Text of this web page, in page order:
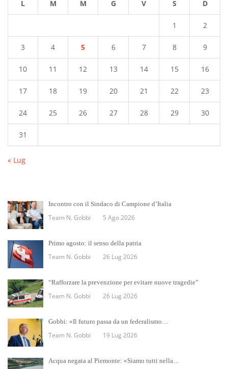
L M M G V S D
1 2
3 4 5 6 7 8 9
10 11 12 13 14 15 16
17 18 19 20 21 22 23
24 25 26 27 28 29 30
31
« Lug
Incontro con il Sindaco di Campione d’Italia
Team N. Gobbi 5 Ago 2026
Primo agosto: il senso della patria
Team N. Gobbi 26 Lug 2026
“Rafforzare la prevenzione per evitare nuove tragedie”
Team N. Gobbi 26 Lug 2026
Gobbi: «Il futuro passa da un federalismo…
Team N. Gobbi 19 Lug 2026
Acqua negata al Piemonte: «Siamo tutti nella…